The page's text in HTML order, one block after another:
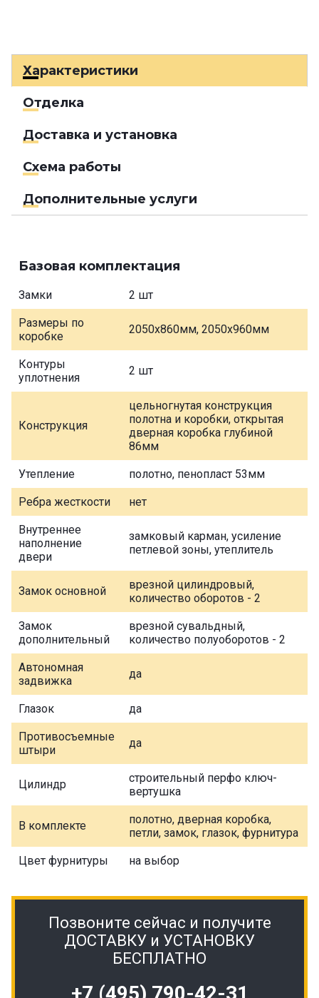
Характеристики
Отделка
Доставка и установка
Схема работы
Дополнительные услуги
Базовая комплектация
Замки 2 шт
Размеры по
коробке
2050х860мм, 2050х960мм
Контуры
уплотнения
2 шт
Конструкция
цельногнутая конструкция
полотна и коробки, открытая
дверная коробка глубиной
86мм
Утепление полотно, пенопласт 53мм
Ребра жесткости нет
Внутреннее
наполнение
двери
замковый карман, усиление
петлевой зоны, утеплитель
Замок основной
врезной цилиндровый,
количество оборотов - 2
Замок
дополнительный
врезной сувальдный,
количество полуоборотов - 2
Автономная
задвижка
да
Глазок да
Противосъемные
штыри
да
Цилиндр
строительный перфо ключ-
вертушка
В комплекте
полотно, дверная коробка,
петли, замок, глазок, фурнитура
Цвет фурнитуры на выбор
Позвоните сейчас и получите
ДОСТАВКУ и УСТАНОВКУ
БЕСПЛАТНО